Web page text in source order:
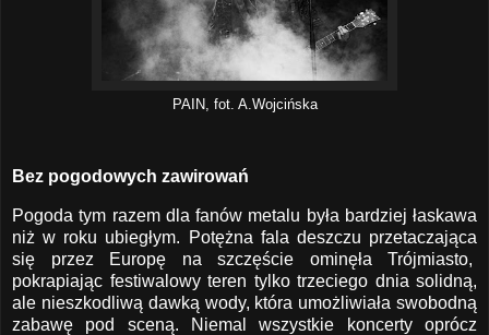
PAIN, fot. A.Wojcińska
Bez pogodowych zawirowań
Pogoda tym razem dla fanów metalu była bardziej łaskawa
niż w roku ubiegłym. Potężna fala deszczu przetaczająca
się przez Europę na szczęście ominęła Trójmiasto,
pokrapiając festiwalowy teren tylko trzeciego dnia solidną,
ale nieszkodliwą dawką wody, która umożliwiała swobodną
zabawę pod sceną. Niemal wszystkie koncerty oprócz